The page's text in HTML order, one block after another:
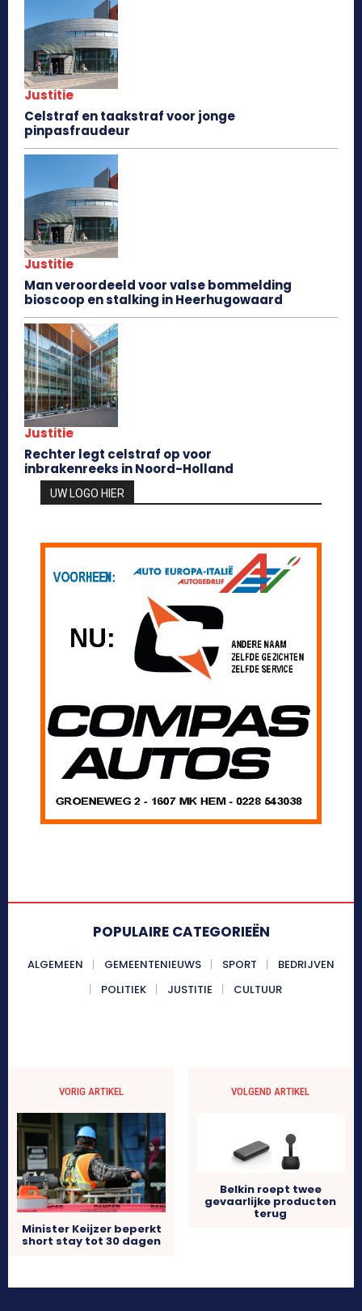
Justitie
Celstraf en taakstraf voor jonge
pinpasfraudeur
Justitie
Man veroordeeld voor valse bommelding
bioscoop en stalking in Heerhugowaard
Justitie
Rechter legt celstraf op voor
inbrakenreeks in Noord-Holland
UW LOGO HIER
POPULAIRE CATEGORIEËN
ALGEMEEN GEMEENTENIEUWS SPORT
BEDRIJVEN
POLITIEK
JUSTITIE CULTUUR
VORIG ARTIKEL
Minister Keijzer beperkt
short stay tot 30 dagen
VOLGEND ARTIKEL
Belkin roept twee
gevaarlijke producten
terug